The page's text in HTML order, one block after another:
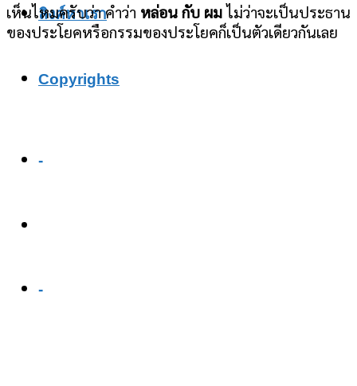
ลิงค์หาเรา
Copyrights
-
-
เห็นไหมครับว่า คำว่า หล่อน กับ ผมไม่ว่าจะเป็นประธาน
ของประโยคหรือกรรมของประโยคก็เป็นตัวเดียวกันเลย